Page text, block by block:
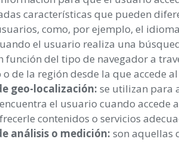
características que pueden
como, por ejemplo, el
el usuario realiza una
función del tipo de navegador a
de la región desde la que accede
geo-localización: se utilizan para
el usuario cuando accede
contenidos o servicios
análisis o medición: son aquellas